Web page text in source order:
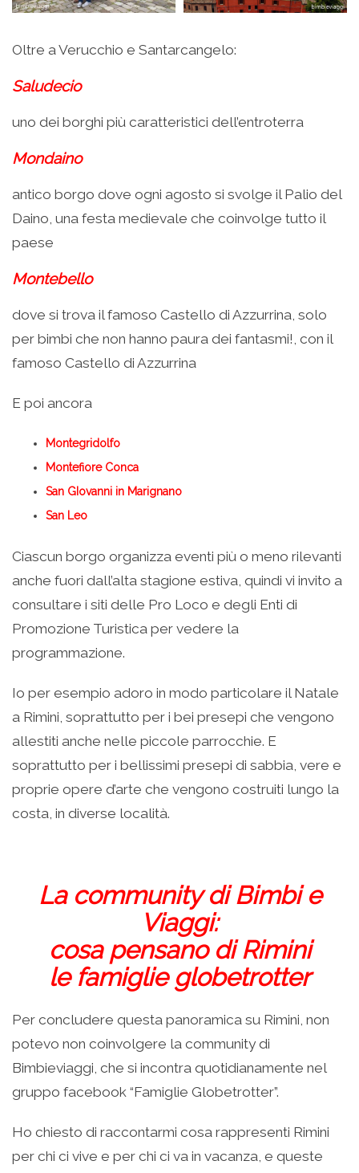
Oltre a Verucchio e Santarcangelo:
Saludecio
uno dei borghi più caratteristici dell’entroterra
Mondaino
antico borgo dove ogni agosto si svolge il Palio del
Daino, una festa medievale che coinvolge tutto il
paese
Montebello
dove si trova il famoso Castello di Azzurrina, solo
per bimbi che non hanno paura dei fantasmi!, con il
famoso Castello di Azzurrina
E poi ancora
Montegridolfo
Montefiore Conca
San GIovanni in Marignano
San Leo
Ciascun borgo organizza eventi più o meno rilevanti
anche fuori dall’alta stagione estiva, quindi vi invito a
consultare i siti delle Pro Loco e degli Enti di
Promozione Turistica per vedere la
programmazione.
Io per esempio adoro in modo particolare il Natale
a Rimini, soprattutto per i bei presepi che vengono
allestiti anche nelle piccole parrocchie. E
soprattutto per i bellissimi presepi di sabbia, vere e
proprie opere d’arte che vengono costruiti lungo la
costa, in diverse località.
La community di Bimbi e
Viaggi:
cosa pensano di Rimini
le famiglie globetrotter
Per concludere questa panoramica su Rimini, non
potevo non coinvolgere la community di
Bimbieviaggi, che si incontra quotidianamente nel
gruppo facebook “Famiglie Globetrotter”.
Ho chiesto di raccontarmi cosa rappresenti Rimini
per chi ci vive e per chi ci va in vacanza, e queste